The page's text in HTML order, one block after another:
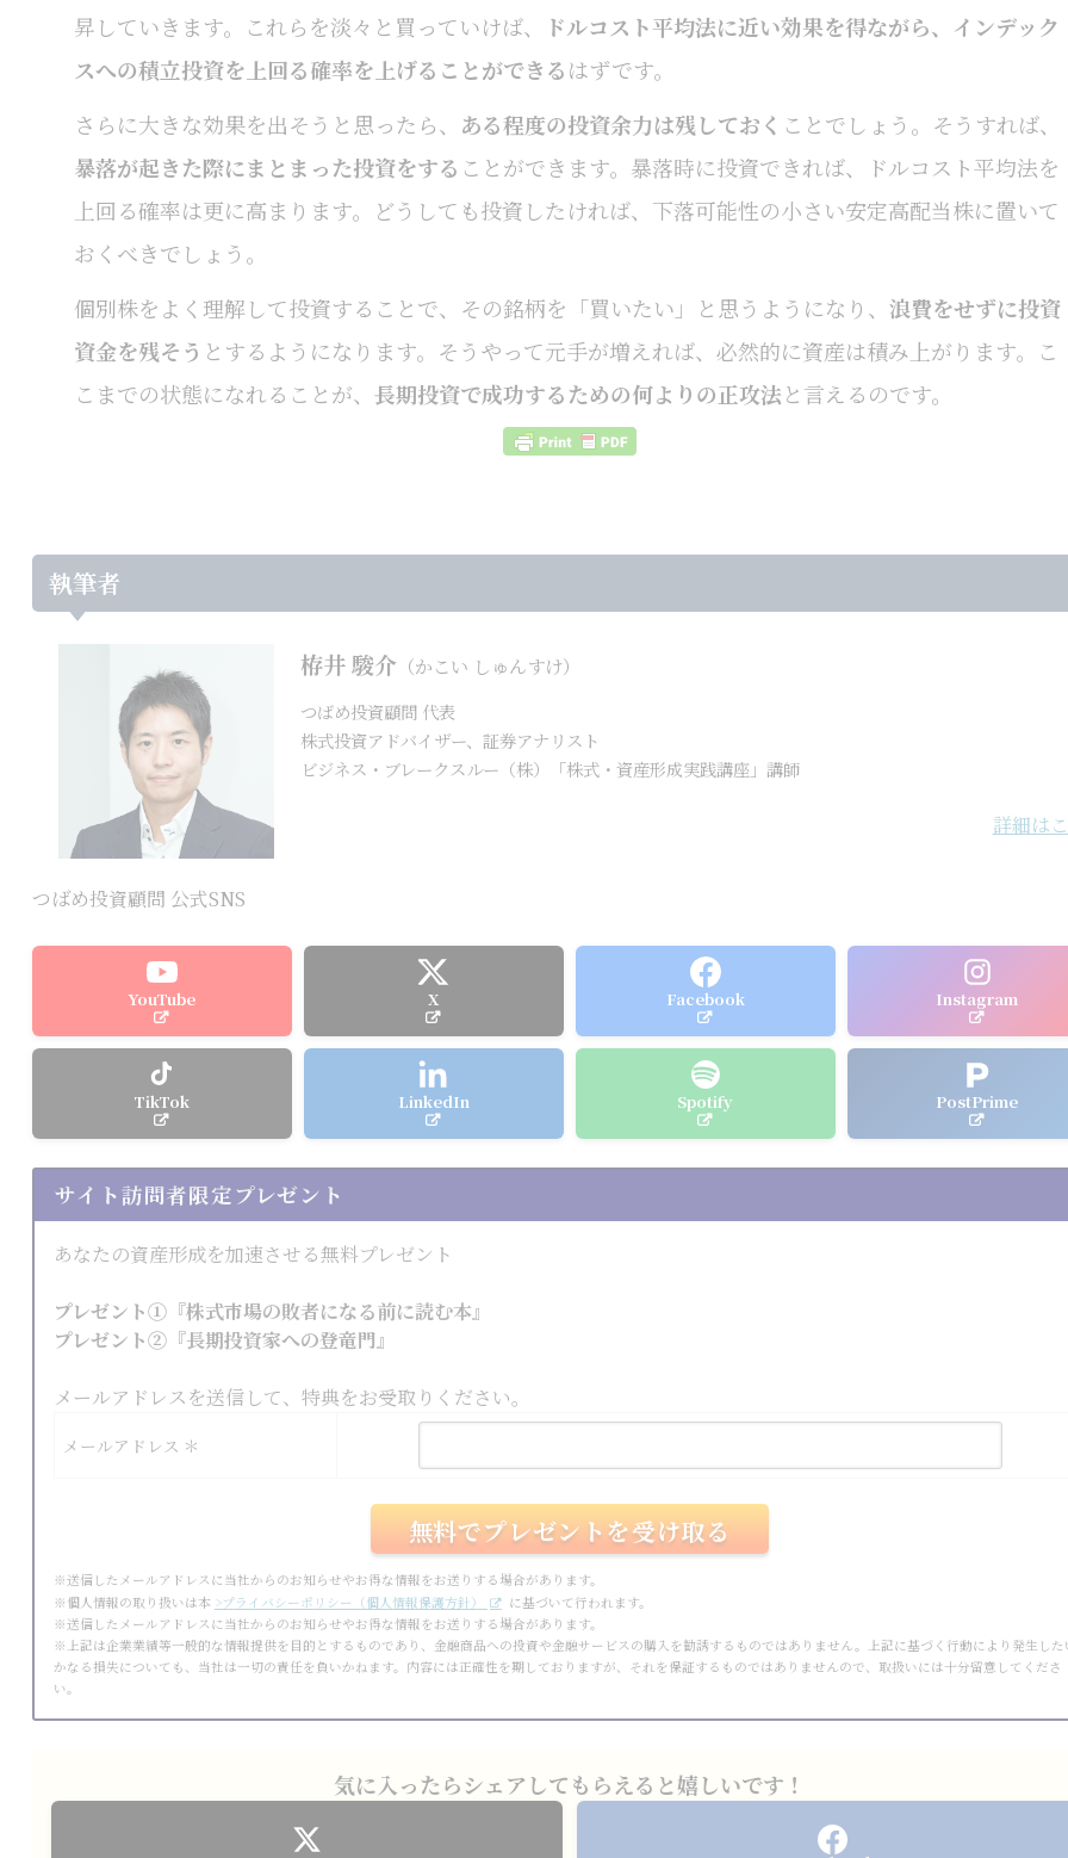
昇していきます。これらを淡々と買っていけば、
ドルコスト平均法に近い効果を得ながら、インデック
スへの積立投資を上回る確率を上げることができるはずです。
さらに大きな効果を出そうと思ったら、 ある程度の投資余力は残しておく ことでしょう。そうすれば、
暴落が起きた際にまとまった投資をする ことができます。暴落時に投資できれば、ドルコスト平均法を
上回る確率は更に高まります。どうしても投資したければ、下落可能性の小さい安定高配当株に置いて
おくべきでしょう。
個別株をよく理解して投資することで、その銘柄を「買いたい」と思うようになり、浪費をせずに投資
資金を残そう とするようになります。そうやって元手が増えれば、必然的に資産は積み上がります。こ
こまでの状態になれることが、長期投資で成功するための何よりの正攻法と言えるのです。
執筆者
栫井 駿介 （かこい しゅんすけ）
つばめ投資顧問 代表
株式投資アドバイザー、証券アナリスト
ビジネス・ブレークスルー（株）「株式・資産形成実践講座」講師
詳細は
つばめ投資顧問 公式SNS
YouTube X Facebook Instagram
TikTok LinkedIn Spotify PostPrime
サイト訪問者限定プレゼント
あなたの資産形成を加速させる無料プレゼント
プレゼント①『株式市場の敗者になる前に読む本』
プレゼント②『長期投資家への登竜門』
メールアドレスを送信して、特典をお受取りください。
メールアドレス ＊
※送信したメールアドレスに当社からのお知らせやお得な情報をお送りする場合があります。
※個人情報の取り扱いは本 >プライバシーポリシー（個人情報保護方針）
に基づいて行われます。
※送信したメールアドレスに当社からのお知らせやお得な情報をお送りする場合があります。
※上記は企業業績等一般的な情報提供を目的とするものであり、金融商品への投資や金融サービスの購入を勧誘するものではありません。上記に基づく行動により発生した
かなる損失についても、当社は一切の責任を負いかねます。内容には正確性を期しておりますが、それを保証するものではありませんので、取扱いには十分留意してくださ
い。
気に入ったらシェアしてもらえると嬉しいです！